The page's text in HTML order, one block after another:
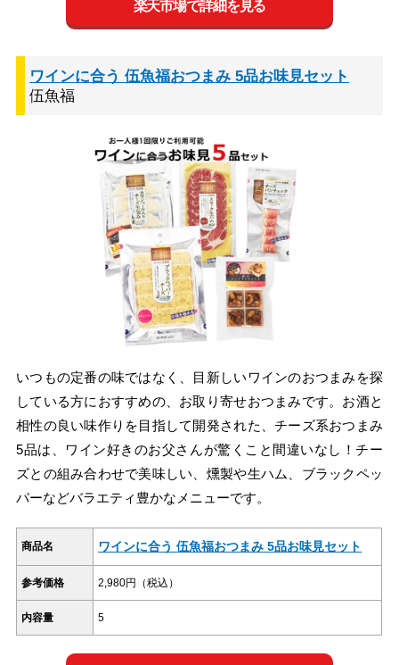
楽天市場で詳細を見る
ワインに合う 伍魚福おつまみ 5品お味見セット
伍魚福
いつもの定番の味ではなく、目新しいワインのおつまみを探
している方におすすめの、お取り寄せおつまみです。お酒と
相性の良い味作りを目指して開発された、チーズ系おつまみ
5品は、ワイン好きのお父さんが驚くこと間違いなし！チー
ズとの組み合わせで美味しい、燻製や生ハム、ブラックペッ
パーなどバラエティ豊かなメニューです。
商品名 ワインに合う 伍魚福おつまみ 5品お味見セット
参考価格 2,980円（税込）
内容量 5